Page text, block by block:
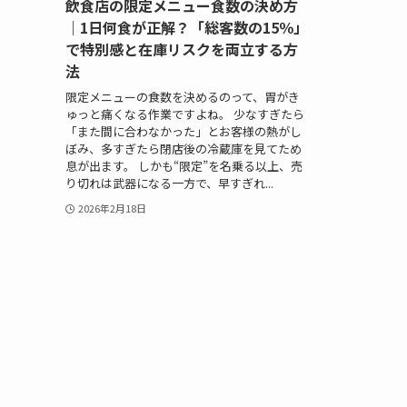
飲食店の限定メニュー食数の決め方
｜1日何食が正解？「総客数の15％」
で特別感と在庫リスクを両立する方
法
限定メニューの食数を決めるのって、胃がき
ゅっと痛くなる作業ですよね。 少なすぎたら
「また間に合わなかった」とお客様の熱がし
ぼみ、多すぎたら閉店後の冷蔵庫を見てため
息が出ます。 しかも“限定”を名乗る以上、売
り切れは武器になる一方で、早すぎれ...
2026年2月18日